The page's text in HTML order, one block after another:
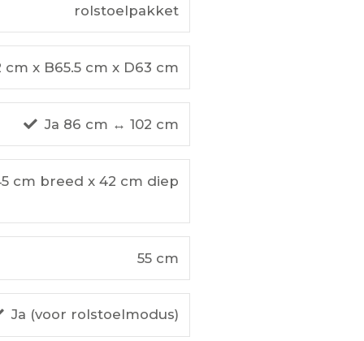
rolstoelpakket
cm x B65.5 cm x D63 cm
Ja 86 cm ↔ 102 cm
cm breed x 42 cm diep
55 cm
Ja (voor rolstoelmodus)